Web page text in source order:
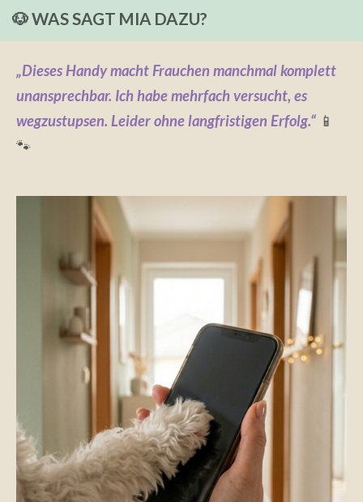
🐶 WAS SAGT MIA DAZU?
„Dieses Handy macht Frauchen manchmal komplett
unansprechbar. Ich habe mehrfach versucht, es
wegzustupsen. Leider ohne langfristigen Erfolg.“ 📱
🐾